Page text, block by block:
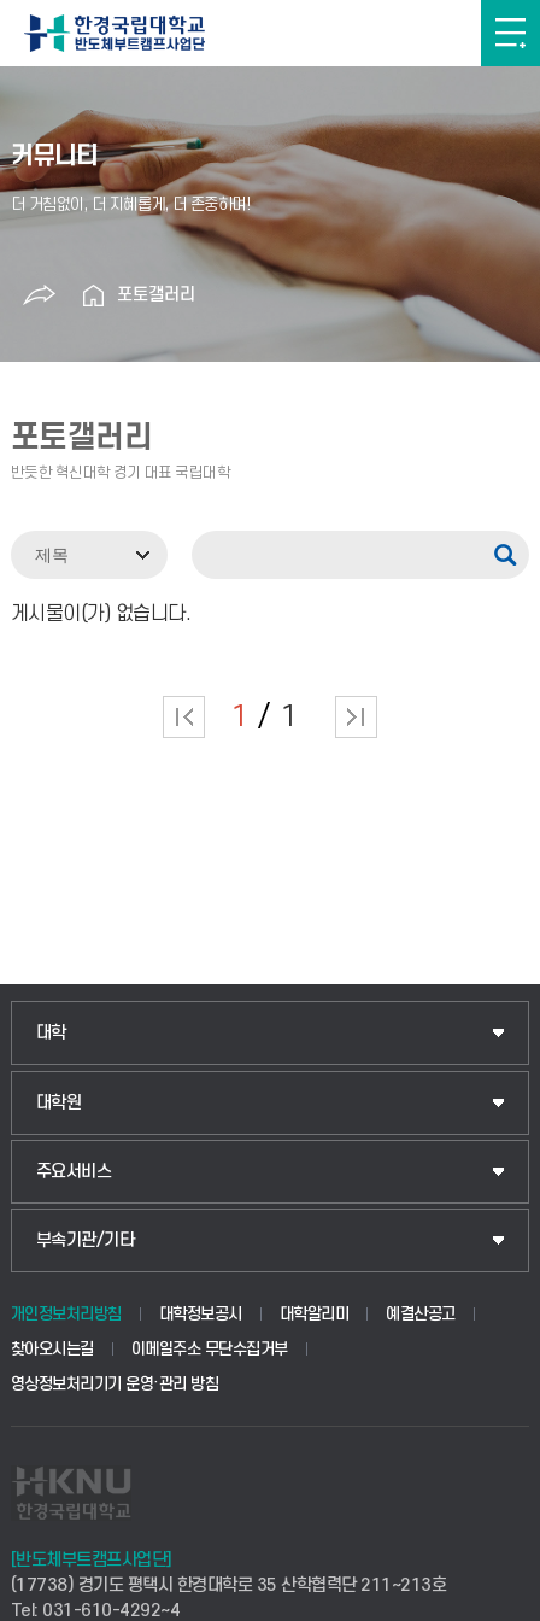
커뮤니티
포토갤러리
포토갤러리
게시물이(가) 없습니다.
1 1
대학
인문융합공공인재학부
법경영학부
생명공학부
사회안전시스템공학부
컴퓨터응용수학부
대학원
일반대학원
산업대학원
공공정책대학원
교육대학원
주요서비스
입학안내
웹메일
학사시스템(전문학사 및 전공심화)
사이버캠퍼스(전문학사 및 전공심화)
시설바로처리서비스
연구실안전관리시스템
부속기관/기타
중앙도서관
학생생활관(안성)
산학협력단
취업지원센터
창업지원센터
개인정보처리방침 대학정보공시 대학알리미
예결산공고
찾아오시는길
이메일주소 무단수집거부
영상정보처리기기 운영·관리 방침
[반도체부트캠프사업단]
(17738) 경기도 평택시 한경대학로 35 산학협력단 211~213호
Tel: 031-610-4292~4